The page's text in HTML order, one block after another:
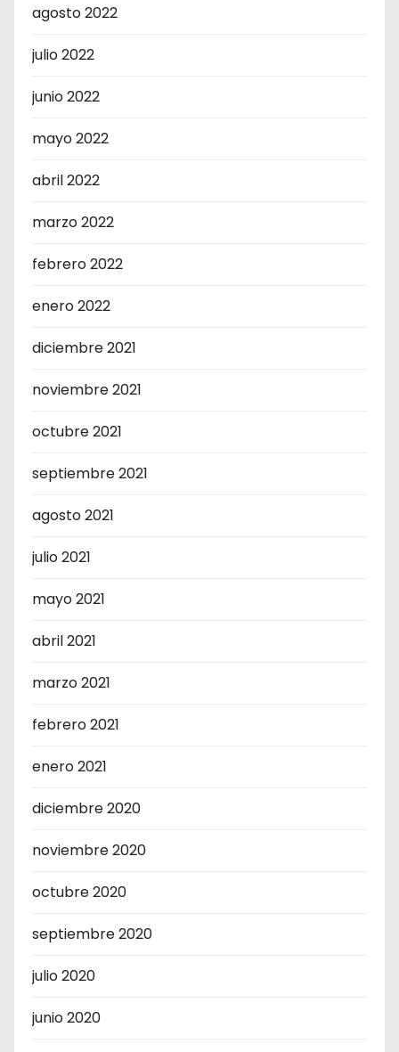
agosto 2022
julio 2022
junio 2022
mayo 2022
abril 2022
marzo 2022
febrero 2022
enero 2022
diciembre 2021
noviembre 2021
octubre 2021
septiembre 2021
agosto 2021
julio 2021
mayo 2021
abril 2021
marzo 2021
febrero 2021
enero 2021
diciembre 2020
noviembre 2020
octubre 2020
septiembre 2020
julio 2020
junio 2020